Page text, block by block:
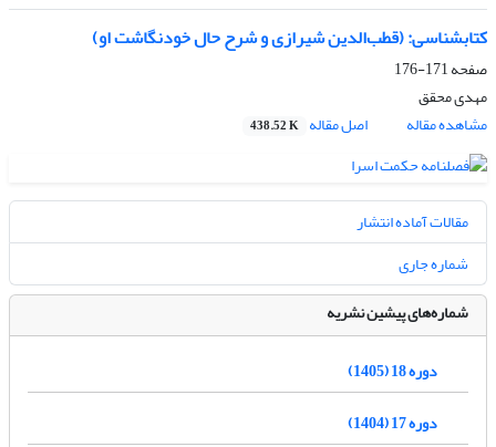
کتابشناسی: (قطب‌‌‌الدین شیرازی و شرح حال خودنگاشت او)
صفحه171-176
مهدی محقق
مشاهده مقاله
اصل مقاله 438.52 K
مقالات آماده انتشار
شماره جاری
شماره‌های پیشین نشریه
دوره 18 (1405)
دوره 17 (1404)